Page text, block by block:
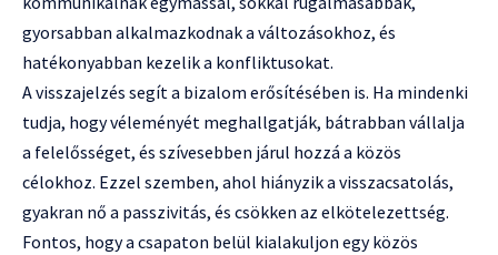
gyorsabban alkalmazkodnak a változásokhoz, és
hatékonyabban kezelik a konfliktusokat.
A visszajelzés segít a bizalom erősítésében is. Ha mindenki
tudja, hogy véleményét meghallgatják, bátrabban vállalja
a felelősséget, és szívesebben járul hozzá a közös
célokhoz. Ezzel szemben, ahol hiányzik a visszacsatolás,
gyakran nő a passzivitás, és csökken az elkötelezettség.
Fontos, hogy a csapaton belül kialakuljon egy közös